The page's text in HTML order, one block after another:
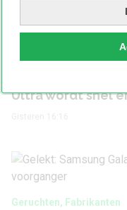
Fabrikanten
Ultra wordt snel
Geruchten, Fabrikanten